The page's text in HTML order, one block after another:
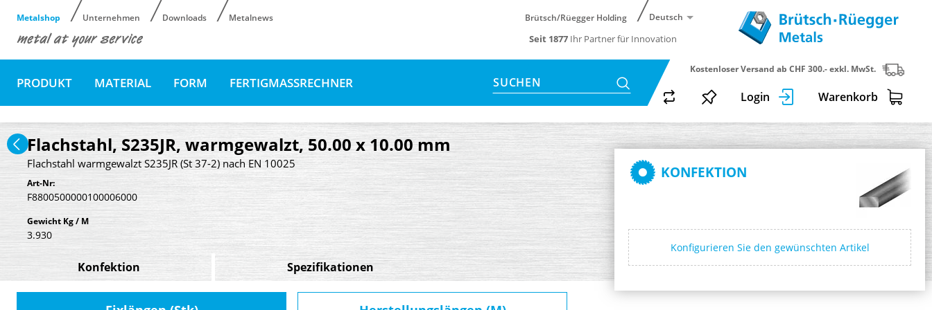
Metalshop Unternehmen Downloads Metalnews Brütsch/Rüegger Holding Deutsch
Seit 1877 Ihr Partner für Innovation
PRODUKT MATERIAL FORM FERTIGMASSRECHNER SUCHEN
Kostenloser Versand ab CHF 300.- exkl. MwSt.
Login Warenkorb
Flachstahl, S235JR, warmgewalzt, 50.00 x 10.00 mm
Flachstahl warmgewalzt S235JR (St 37-2) nach EN 10025
Art-Nr:
F8800500000100006000
Gewicht Kg / M
3.930
Konfektion Spezifikationen
KONFEKTION
Konfigurieren Sie den gewünschten Artikel